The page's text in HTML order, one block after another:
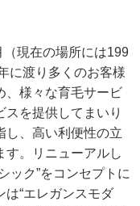
（現在の場所には199
に渡り多くのお客様
、様々な育毛サービ
スを提供してまいり
し、高い利便性の立
す。リニューアルし
ック”をコンセプトに
“エレガンスモダ